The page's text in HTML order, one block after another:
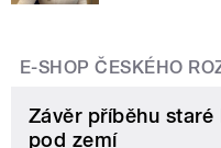
E-SHOP ČESKÉHO
Závěr příběhu
pod zemí